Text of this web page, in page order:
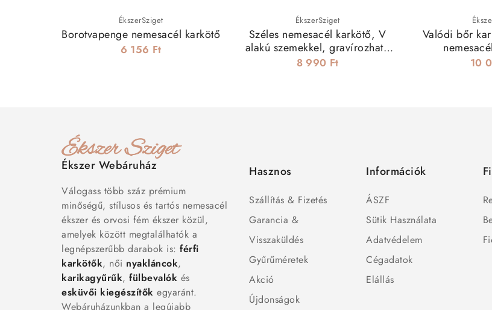
ÉkszerSziget
Borotvapenge nemesacél karkötő
6 156 Ft
ÉkszerSziget
Széles nemesacél karkötő, V
alakú szemekkel, gravírozható
elemmel
8 990 Ft
Valódi bőr
10
Ékszer Webáruház
Válogass több száz prémium
minőségű, stílusos és tartós nemesacél
ékszer és orvosi fém ékszer közül,
amelyek között megtalálhatók a
legnépszerűbb darabok is: férfi
karkötők, női nyakláncok,
karikagyűrűk, fülbevalók és
esküvői kiegészítők egyaránt.
Webáruházunkban a legújabb
Hasznos
Szállítás & Fizetés
Garancia &
Visszaküldés
Gyűrűméretek
Akció
Újdonságok
Információk
ÁSZF
Sütik Használata
Adatvédelem
Cégadatok
Elállás